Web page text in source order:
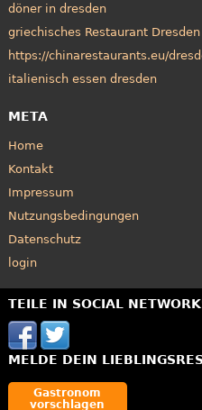
döner in dresden
griechisches Restaurant Dresden
https://chinarestaurants.eu/
italienisch essen dresden
META
Home
Kontakt
Impressum
Nutzungsbedingungen
Datenschutz
login
TEILE IN SOCIAL
MELDE DEIN
Gastronom
vorschlagen